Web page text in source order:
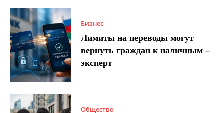
Бизнес
Лимиты на переводы могут
вернуть граждан к наличным –
эксперт
Общество